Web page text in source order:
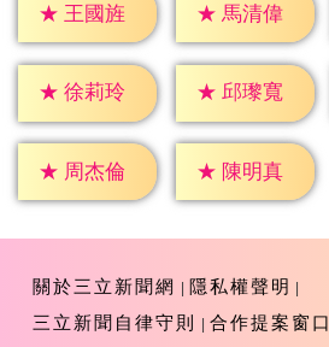
★ 王國旌 ★ 馬清偉
★ 徐莉玲 ★ 邱瓈寬
★ 周杰倫 ★ 陳明真
關於三立新聞網
隱私權聲明
三立新聞自律守則
合作提案窗口